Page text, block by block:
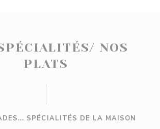
NOS
PLATS
SPÉCIALITÉS DE LA MAISON